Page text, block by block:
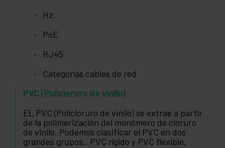
Hz
PoE
RJ45
Categorías cables de red
PVC (Policloruro de vinilo)
EL PVC (Policloruro de vinilo) se extrae a partir
de la polimerización del monómero de cloruro
de vinilo. Podemos clasificar el PVC en dos
grandes grupos., PVC rígido y PVC flexible.